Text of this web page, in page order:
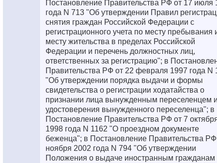
Постановление Правительства РФ от 17 июля
года N 713 "Об утверждении Правил
снятия граждан Российской Федерации с
регистрационного учета по месту пребывания
месту жительства в пределах Российской
Федерации и перечень должностных лиц,
ответственных за регистрацию"; в
Правительства РФ от 22 февраля 1997 года N
"Об утверждении порядка выдачи и формы
свидетельства о регистрации ходатайства о
признании лица вынужденным переселенцем
удостоверения вынужденного переселенца"; в
Постановление Правительства РФ от 7
1998 года N 1162 "О проездном документе
беженца"; в Постановление Правительства РФ
ноября 2002 года N 794 "Об утверждении
Положения о выдаче иностранным гражданам